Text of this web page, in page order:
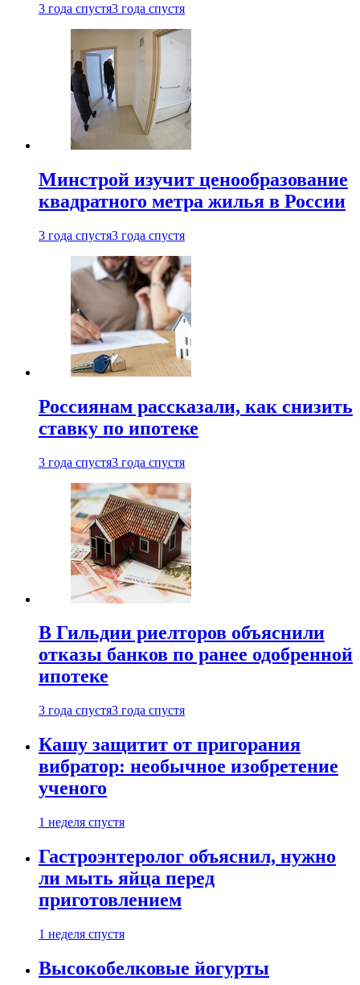
3 года спустя3 года спустя
Минстрой изучит ценообразование
квадратного метра жилья в России
3 года спустя3 года спустя
Россиянам рассказали, как снизить
ставку по ипотеке
3 года спустя3 года спустя
В Гильдии риелторов объяснили
отказы банков по ранее одобренной
ипотеке
3 года спустя3 года спустя
Кашу защитит от пригорания
вибратор: необычное изобретение
ученого
1 неделя спустя
Гастроэнтеролог объяснил, нужно
ли мыть яйца перед
приготовлением
1 неделя спустя
Высокобелковые йогурты